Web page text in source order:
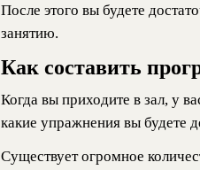
После этого вы будете
занятию.
Как составить
Когда вы приходите в зал, у
какие упражнения вы будете
Существует огромное